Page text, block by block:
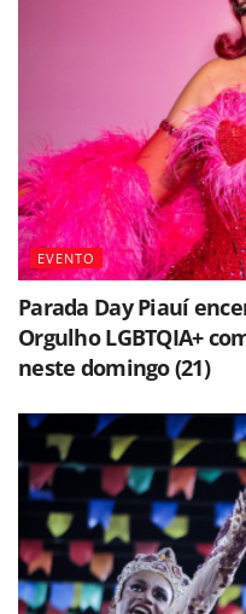
EVENTO
Parada Day Piauí
Orgulho LGBTQIA+
neste domingo (21)